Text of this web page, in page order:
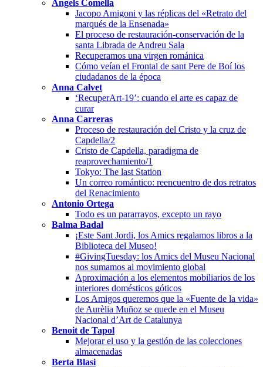
Àngels Comella
Jacopo Amigoni y las réplicas del «Retrato del
marqués de la Ensenada»
El proceso de restauración-conservación de la
santa Librada de Andreu Sala
Recuperamos una virgen románica
Cómo veían el Frontal de sant Pere de Boí los
ciudadanos de la época
Anna Calvet
‘RecuperArt-19’: cuando el arte es capaz de
curar
Anna Carreras
Proceso de restauración del Cristo y la cruz de
Capdella/2
Cristo de Capdella, paradigma de
reaprovechamiento/1
Tokyo: The last Station
Un correo romántico: reencuentro de dos retratos
del Renacimiento
Antonio Ortega
Todo es un pararrayos, excepto un rayo
Balma Badal
¡Este Sant Jordi, los Amics regalamos libros a la
Biblioteca del Museo!
#GivingTuesday: los Amics del Museu Nacional
nos sumamos al movimiento global
Aproximación a los elementos mobiliarios de los
interiores domésticos góticos
Los Amigos queremos que la «Fuente de la vida»
de Aurèlia Muñoz se quede en el Museu
Nacional d’Art de Catalunya
Benoit de Tapol
Mejorar el uso y la gestión de las colecciones
almacenadas
Berta Blasi